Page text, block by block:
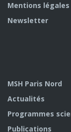
Mentions légales
Newsletter
MSH Paris Nord
Actualités
Programmes
Publications